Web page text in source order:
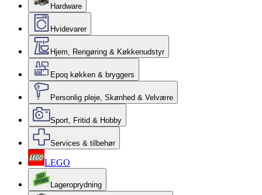
Hardware
Hvidevarer
Hjem, Rengøring & Køkkenudstyr
Epoq køkken & bryggers
Personlig pleje, Skønhed & Velvære
Sport, Fritid & Hobby
Services & tilbehør
LEGO
Lageroprydning